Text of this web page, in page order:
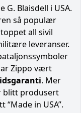
G. Blaisdell i USA.
så populær
all sivil
leveranser.
Zippo vært
. Mer
blitt produsert
in USA”.